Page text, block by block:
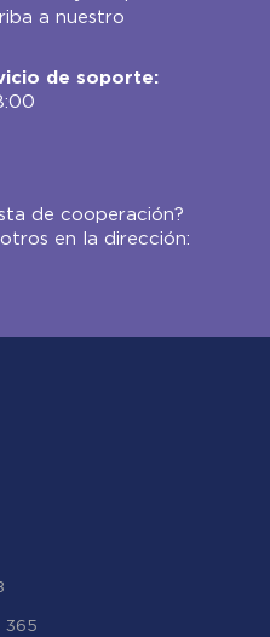
a nuestro
de soporte:
de cooperación?
en la dirección:
365